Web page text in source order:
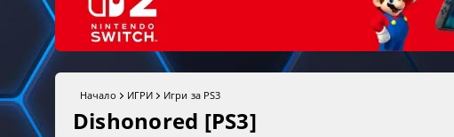
Начало ИГРИ Игри за PS3
Dishonored [PS3]